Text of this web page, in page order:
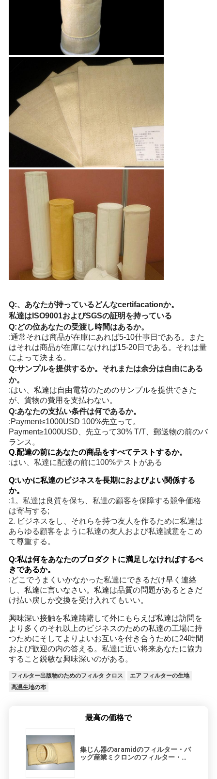
Q:、あなたが持っているどんなcertifacationか。
私達はISO9001およびSGSの証明を持っている
Q:どの位あなたの受渡し時間はあるか。
:通常それは商品が在庫にあれば5-10仕事日である。また
はそれは商品が在庫になければ15-20日である。それは量
によって決まる。
Q:サンプルを提供するか。それまたは余分は自由にある
か。
:はい、私達は自由電荷のためのサンプルを提供できた
が、貨物の費用を支払わない。
Q:あなたの支払い条件は何であるか。
:Payment≤1000USD 100%先立って。
Payment≥1000USD、先立って30% T/T、郵送物の前のバ
ランス。
Q.配達の前にあなたの商品をすべてテストするか。
:はい、私達に配達の前に100%テストがある
Q:いかに私達のビジネスを長期におよびよい関係する
か。
:1。私達は良質を保ち、私達の顧客を保障する競争価格
は寄与する;
2. ビジネスをし、それらを持つ友人を作るために私達は
あらゆる顧客をように私達の友人および私達誠意をこめ
て尊重する。
Q:私は何をあなたのプロダクトに満足しなければするべ
きであるか。
:どこでうまくいかなかった私達にできるだけ早く連絡
し、私達に言いなさい。私達は品質の問題があるときだ
け払い戻しか交換を受け入れてもいい。
興味深い接触を私達躊躇して外にもらえば私達は訪問を
より多くのそれ以上のビジネスのための私達の工場に持
つためにそしてよりよいお互いを付き合うために24時間
および歓迎の内の答える。私達に近い将来あなたに協力
すること鋭敏な興味深いのがある。
フィルター出版物のためのフィルタ クロス
エア フィルターの生地
高温生地の布
最高の価格で
集じん器のaramidのフィルター・バ
ッグ産業ミクロンのフィルター・バ